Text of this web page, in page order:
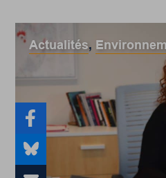
Actualités,